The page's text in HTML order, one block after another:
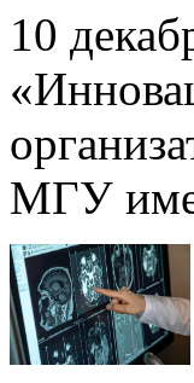
10
МГУ